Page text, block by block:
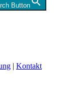
Button
| Kontakt